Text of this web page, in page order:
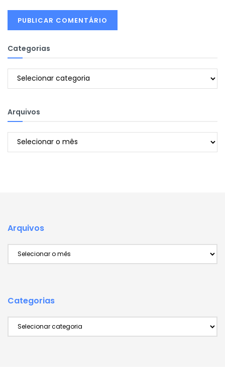
Categorias
Categorias
Arquivos
Arquivos
Arquivos
Categorias